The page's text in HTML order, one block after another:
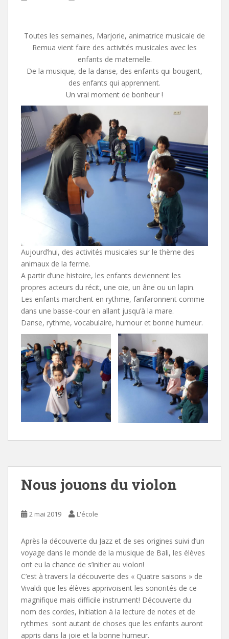
Toutes les semaines, Marjorie, animatrice musicale de
Remua vient faire des activités musicales avec les
enfants de maternelle.
De la musique, de la danse, des enfants qui bougent,
des enfants qui apprennent.
Un vrai moment de bonheur !
Aujourd’hui, des activités musicales sur le thème des
animaux de la ferme.
A partir d’une histoire, les enfants deviennent les
propres acteurs du récit, une oie, un âne ou un lapin.
Les enfants marchent en rythme, fanfaronnent comme
dans une basse-cour en allant jusqu’à la mare.
Danse, rythme, vocabulaire, humour et bonne humeur.
Nous jouons du violon
2 mai 2019 L'école
Après la découverte du Jazz et de ses origines suivi d’un
voyage dans le monde de la musique de Bali, les élèves
ont eu la chance de s’initier au violon!
C’est à travers la découverte des « Quatre saisons » de
Vivaldi que les élèves apprivoisent les sonorités de ce
magnifique mais difficile instrument! Découverte du
nom des cordes, initiation à la lecture de notes et de
rythmes sont autant de choses que les enfants auront
appris dans la joie et la bonne humeur.